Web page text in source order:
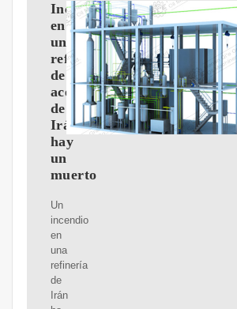
Incendio
en
una
refinería
de
aceite
de
Irán:
hay
un
muerto
Un
incendio
en
una
refinería
de
Irán